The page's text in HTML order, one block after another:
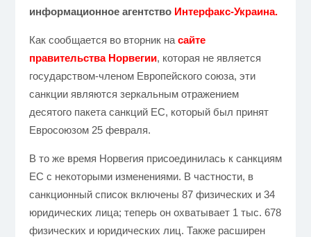
информационное агентство Интерфакс-Украина.
Как сообщается во вторник на сайте
правительства Норвегии, которая не является
государством-членом Европейского союза, эти
санкции являются зеркальным отражением
десятого пакета санкций ЕС, который был принят
Евросоюзом 25 февраля.
В то же время Норвегия присоединилась к санкциям
ЕС с некоторыми изменениями. В частности, в
санкционный список включены 87 физических и 34
юридических лица; теперь он охватывает 1 тыс. 678
физических и юридических лиц. Также расширен